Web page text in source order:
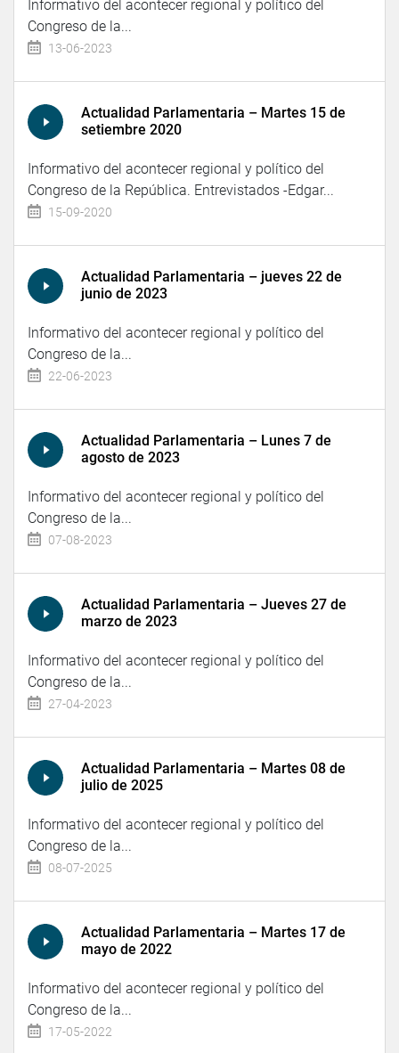
Informativo del acontecer regional y político del
Congreso de la...
13-06-2023
Actualidad Parlamentaria – Martes 15 de
setiembre 2020
Informativo del acontecer regional y político del
Congreso de la República. Entrevistados -Edgar...
15-09-2020
Actualidad Parlamentaria – jueves 22 de
junio de 2023
Informativo del acontecer regional y político del
Congreso de la...
22-06-2023
Actualidad Parlamentaria – Lunes 7 de
agosto de 2023
Informativo del acontecer regional y político del
Congreso de la...
07-08-2023
Actualidad Parlamentaria – Jueves 27 de
marzo de 2023
Informativo del acontecer regional y político del
Congreso de la...
27-04-2023
Actualidad Parlamentaria – Martes 08 de
julio de 2025
Informativo del acontecer regional y político del
Congreso de la...
08-07-2025
Actualidad Parlamentaria – Martes 17 de
mayo de 2022
Informativo del acontecer regional y político del
Congreso de la...
17-05-2022